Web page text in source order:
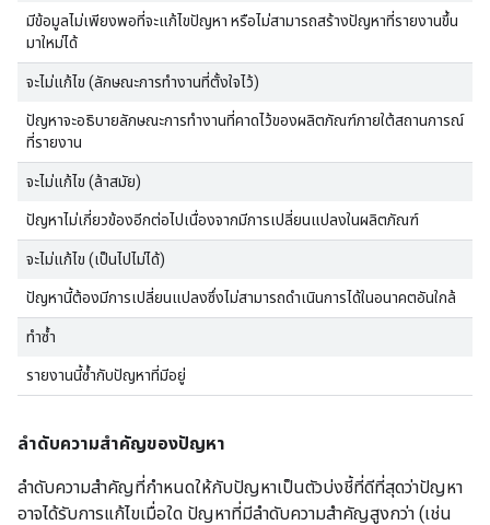
มีข้อมูลไม่เพียงพอที่จะแก้ไขปัญหา หรือไม่สามารถสร้างปัญหาที่รายงานขึ้น
มาใหม่ได้
จะไม่แก้ไข (ลักษณะการทำงานที่ตั้งใจไว้)
ปัญหาจะอธิบายลักษณะการทำงานที่คาดไว้ของผลิตภัณฑ์ภายใต้สถานการณ์
ที่รายงาน
จะไม่แก้ไข (ล้าสมัย)
ปัญหาไม่เกี่ยวข้องอีกต่อไปเนื่องจากมีการเปลี่ยนแปลงในผลิตภัณฑ์
จะไม่แก้ไข (เป็นไปไม่ได้)
ปัญหานี้ต้องมีการเปลี่ยนแปลงซึ่งไม่สามารถดำเนินการได้ในอนาคตอันใกล้
ทำซ้ำ
รายงานนี้ซ้ำกับปัญหาที่มีอยู่
ลำดับความสำคัญของปัญหา
ลำดับความสำคัญที่กำหนดให้กับปัญหาเป็นตัวบ่งชี้ที่ดีที่สุดว่าปัญหา
อาจได้รับการแก้ไขเมื่อใด ปัญหาที่มีลำดับความสำคัญสูงกว่า (เช่น